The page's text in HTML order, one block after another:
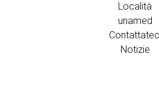
Località
unamed
Notizie